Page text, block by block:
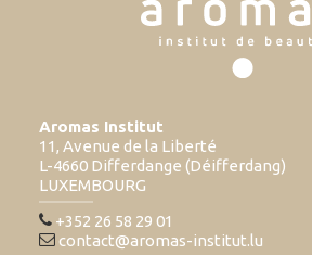
Aromas Institut
11, Avenue de la Liberté
L-4660 Differdange (Déifferdang)
LUXEMBOURG
+352 26 58 29 01
contact@aromas-institut.lu